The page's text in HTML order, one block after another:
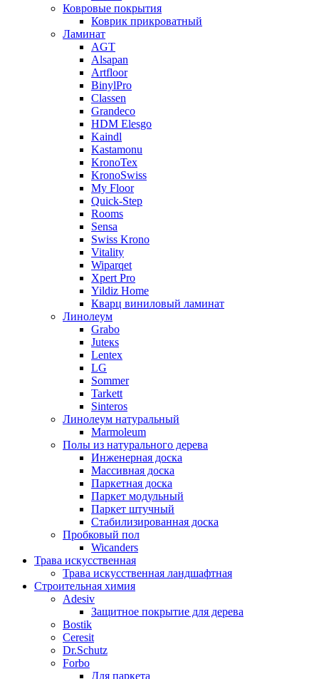
Ковровые покрытия
Коврик прикроватный
Ламинат
AGT
Alsapan
Artfloor
BinylPro
Classen
Grandeco
HDM Elesgo
Kaindl
Kastamonu
KronoTex
KronoSwiss
My Floor
Quick-Step
Rooms
Sensa
Swiss Krono
Vitality
Wiparqet
Xpert Pro
Yildiz Home
Кварц виниловый ламинат
Линолеум
Grabo
Juteкs
Lentex
LG
Sommer
Tarkett
Sinteros
Линолеум натуральный
Marmoleum
Полы из натурального дерева
Инженерная доска
Массивная доска
Паркетная доска
Паркет модульный
Паркет штучный
Стабилизированная доска
Пробковый пол
Wicanders
Трава искусственная
Трава искусственная ландшафтная
Строительная химия
Adesiv
Защитное покрытие для дерева
Bostik
Ceresit
Dr.Schutz
Forbo
Для паркета